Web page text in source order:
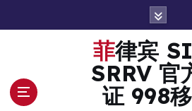
菲律宾 SIRV
SRRV 官
证 998